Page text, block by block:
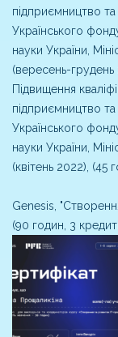
підприємництво
Українського
науки України,
(вересень-грудень
Підвищення
підприємництво
Українського
науки України,
(квітень 2022), (45
Genesis,
(90 годин, 3